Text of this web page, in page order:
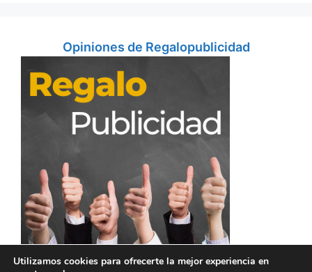
Opiniones de Regalopublicidad
Utilizamos cookies para ofrecerte la mejor experiencia en